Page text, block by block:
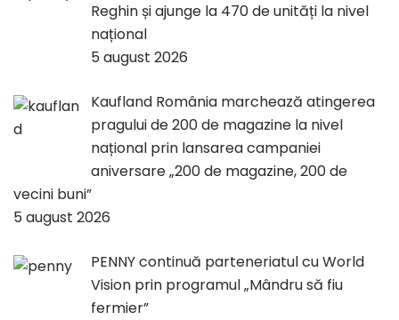
Reghin și ajunge la 470 de unități la nivel
național
5 august 2026
Kaufland România marchează atingerea
pragului de 200 de magazine la nivel
național prin lansarea campaniei
aniversare „200 de magazine, 200 de
vecini buni”
5 august 2026
PENNY continuă parteneriatul cu World
Vision prin programul „Mândru să fiu
fermier”